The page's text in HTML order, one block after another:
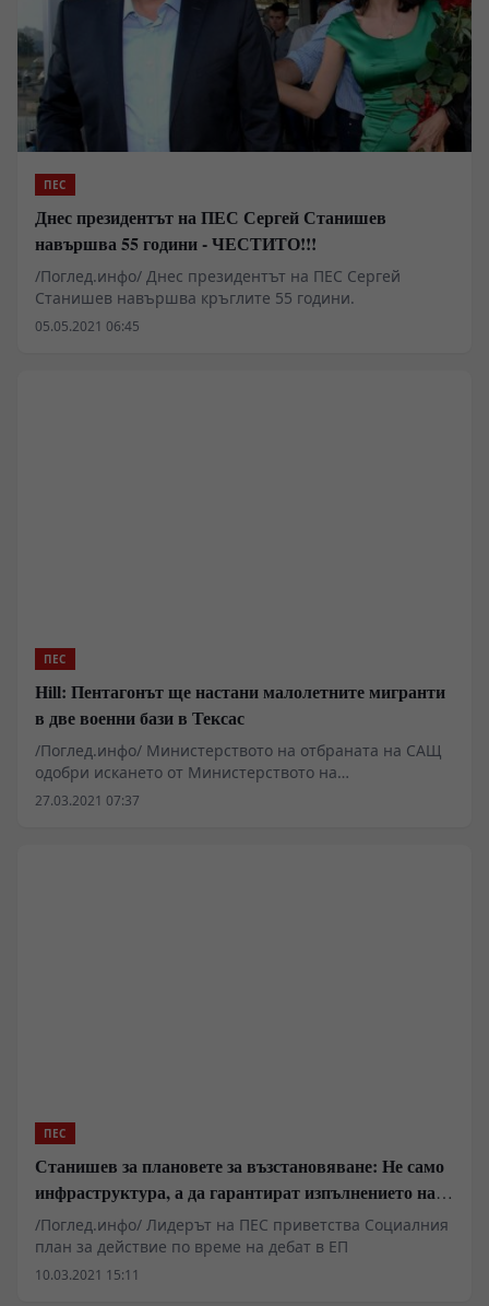
ПЕС
Днес президентът на ПЕС Сергей Станишев
навършва 55 години - ЧЕСТИТО!!!
/Поглед.инфо/ Днес президентът на ПЕС Сергей
Станишев навършва кръглите 55 години.
05.05.2021 06:45
ПЕС
Hill: Пентагонът ще настани малолетните мигранти
в две военни бази в Тексас
/Поглед.инфо/ Министерството на отбраната на САЩ
одобри искането от Министерството на
здравеопазването на САЩ за настаняване на
27.03.2021 07:37
ПЕС
Станишев за плановете за възстановяване: Не само
инфраструктура, а да гарантират изпълнението на
социалните политики
/Поглед.инфо/ Лидерът на ПЕС приветства Социалния
план за действие по време на дебат в ЕП
10.03.2021 15:11